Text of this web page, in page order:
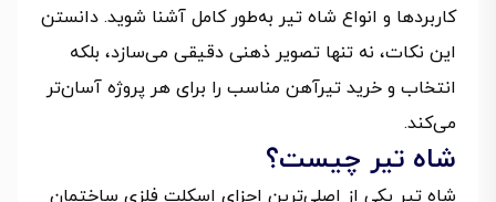
کاربردها و انواع شاه تیر به‌طور کامل آشنا شوید. دانستن
این نکات، نه‌ تنها تصویر ذهنی دقیقی می‌سازد، بلکه
انتخاب و خرید تیرآهن مناسب را برای هر پروژه آسان‌تر
می‌کند.
شاه تیر چیست؟
شاه تیر یکی از اصلی‌ترین اجزای اسکلت فلزی ساختمان